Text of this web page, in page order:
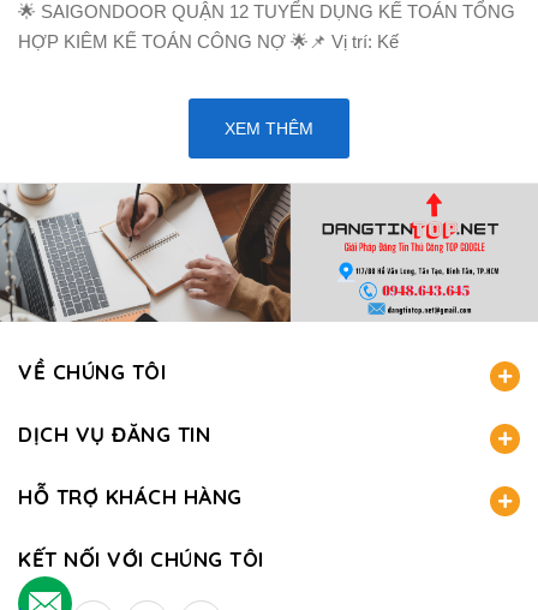
🌟 SAIGONDOOR QUẬN 12 TUYỂN DỤNG KẾ TOÁN TỔNG
HỢP KIÊM KẾ TOÁN CÔNG NỢ 🌟📌 Vị trí: Kế
XEM THÊM
VỀ CHÚNG TÔI
DỊCH VỤ ĐĂNG TIN
HỖ TRỢ KHÁCH HÀNG
KẾT NỐI VỚI CHÚNG TÔI
.